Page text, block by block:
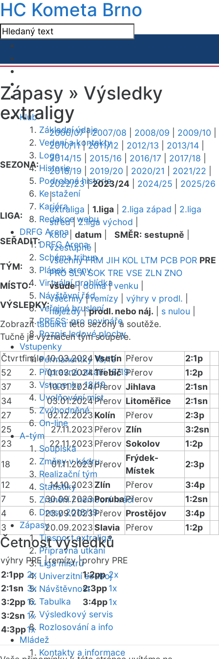
HC Kometa Brno
Klub
Základní údaje
Vedení a kontakty
Logo
Historie
Podrobná historie
Ke stažení
Kariéra
Redakce webu
DRFG Arena
DRFG Arena
Schéma tribun
Plánek areny
Virtuální prohlídka
Návštěvní řád
Veřejné bruslení
PRESS: pro novináře
Rozpis ledové plochy
Vstupenky
Permanentky 18/19
Přípravná utkání 18/19
Vstupenky 18/19
Uvolňování míst
Zvýhodněné
On-line
A-tým
Soupiska
Změny v kádru
Realizační tým
Statistiky
Zranění / nemocní hráči
Dresy 2018/19
Zápasy
Tipsport extraliga
Přípravná utkání
Liga mistrů
Univerzitní souboj
Návštěvnost
Tabulka
Výsledkový servis
Rozlosování a info
Mládež
Kontakty a informace
Zápasy » Výsledky
extraligy
SEZONA:
2006/07|2007/08 2008/09 2009/10
2010/11|2011/12 2012/13 2013/14
2014/15
2015/16 2016/17 2017/18
2018/19
2019/20 2020/21 2021/22
2022/23|2023/24 2024/25
2025/26
|
LIGA:
extraliga 1.liga 2.liga západ
2.liga
střed|2.liga východ
SEŘADIT:
kolo| datum SMĚR: sestupně
vzestupně
TÝM:
všechny FRM JIH KOL LTM PCB POR PRE
PRO SLA SOK TRE VSE ZLN ZNO
MÍSTO:
všude|doma|venku
VÝSLEDKY:
všechny|remízy výhry v prodl.
nájezdy|prodl. nebo náj. s nulou
Zobrazittabulkutéto sezóny a soutěže.
Tučně je vyznačen tým soupeře.
Čtvrtfinále 10.03.2024Vsetín Přerov
2:1p
52
01.03.2024Třebíč Přerov
1:2p
37
10.01.2024Přerov Jihlava
2:1sn
34
03.01.2024Přerov Litoměřice
2:1sn
27
02.12.2023 Kolín Přerov
2:3p
25
27.11.2023 Přerov Zlín
3:2sn
23
22.11.2023 Přerov Sokolov
1:2p
18
01.11.2023Přerov
Frýdek-
Místek
2:3p
12
14.10.2023 Zlín Přerov
3:4p
7
30.09.2023PorubaPřerov
1:2sn
4
23.09.2023Přerov Prostějov
3:4p
3
20.09.2023Slavia Přerov 1:2p
Četnost výsledků
výhry PRE |remízy |prohry PRE
2:1pp 2x
2:1sn 3x
3:2pp1x
3:2sn 1x
4:3pp1x
1:2pp 2x
2:3pp1x
3:4pp1x